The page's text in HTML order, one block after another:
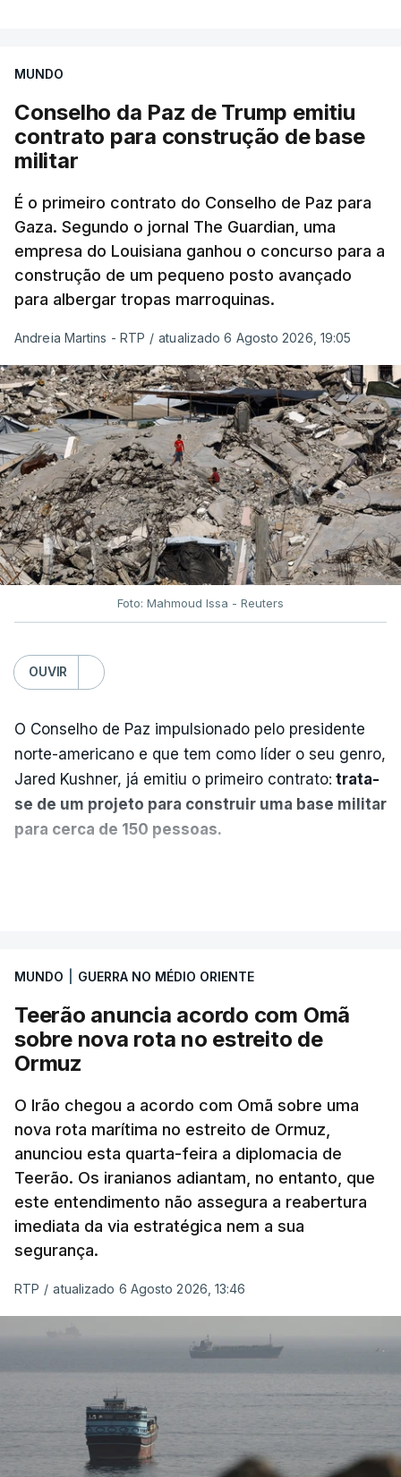
MUNDO
Conselho da Paz de Trump emitiu
contrato para construção de base
militar
É o primeiro contrato do Conselho de Paz para
Gaza. Segundo o jornal The Guardian, uma
empresa do Louisiana ganhou o concurso para a
construção de um pequeno posto avançado
para albergar tropas marroquinas.
Andreia Martins - RTP / atualizado 6 Agosto 2026, 19:05
Foto: Mahmoud Issa - Reuters
OUVIR
O Conselho de Paz impulsionado pelo presidente
norte-americano e que tem como líder o seu genro,
Jared Kushner, já emitiu o primeiro contrato: trata-
se de um projeto para construir uma base militar
para cerca de 150 pessoas.
que já colaborou com a Administração norte-
americana em projetos no Médio Oriente,
nomeadamente no Iraque.
militar deverá ficar nos 60 por cento de
território de Gaza que Israel controla e a cerca
de 1,5 quilómetros da fronteira com Israel.
Permite, desta forma, uma extração rápida em
caso de ataque.
Segundo um funcionário do Conselho de Paz, a
organização está na “fase final de preparação de
“Este contrato será um dos muitos essenciais para
o futuro de Gaza”, acrescenta este funcionário.
MUNDO GUERRA NO MÉDIO ORIENTE
Teerão anuncia acordo com Omã
sobre nova rota no estreito de
Ormuz
O Irão chegou a acordo com Omã sobre uma
nova rota marítima no estreito de Ormuz,
anunciou esta quarta-feira a diplomacia de
Teerão. Os iranianos adiantam, no entanto, que
este entendimento não assegura a reabertura
imediata da via estratégica nem a sua
segurança.
RTP / atualizado 6 Agosto 2026, 13:46